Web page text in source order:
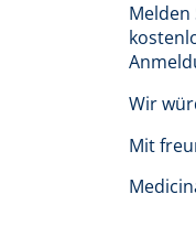
Melden
Wir
Mit